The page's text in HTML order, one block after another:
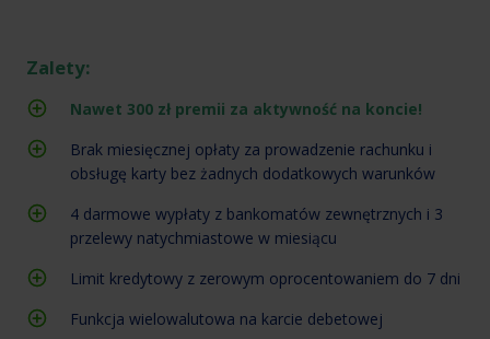
Zalety:
Nawet 300 zł premii za aktywność na koncie!
Brak miesięcznej opłaty za prowadzenie rachunku i
obsługę karty bez żadnych dodatkowych warunków
4 darmowe wypłaty z bankomatów zewnętrznych i 3
przelewy natychmiastowe w miesiącu
Limit kredytowy z zerowym oprocentowaniem do 7 dni
Funkcja wielowalutowa na karcie debetowej